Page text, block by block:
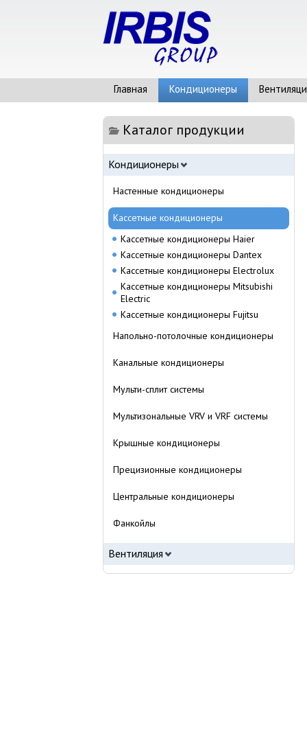
Главная Кондиционеры
Каталог продукции
Кондиционеры
Настенные кондиционеры
Кассетные кондиционеры
Кассетные кондиционеры Haier
Кассетные кондиционеры Dantex
Кассетные кондиционеры Electrolux
Кассетные кондиционеры Mitsubishi
Electric
Кассетные кондиционеры Fujitsu
Напольно-потолочные кондиционеры
Канальные кондиционеры
Мульти-сплит системы
Мультизональные VRV и VRF системы
Крышные кондиционеры
Прецизионные кондиционеры
Центральные кондиционеры
Фанкойлы
Вентиляция